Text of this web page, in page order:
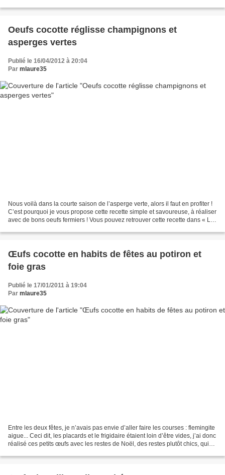
Oeufs cocotte réglisse champignons et
asperges vertes
Publié le 16/04/2012 à 20:04
Par mlaure35
Nous voilà dans la courte saison de l’asperge verte, alors il faut en profiter !
C’est pourquoi je vous propose cette recette simple et savoureuse, à réaliser
avec de bons oeufs fermiers ! Vous pouvez retrouver cette recette dans « Le
Œufs cocotte en habits de fêtes au potiron et
foie gras
Publié le 17/01/2011 à 19:04
Par mlaure35
Entre les deux fêtes, je n’avais pas envie d’aller faire les courses : flemingite
aigue... Ceci dit, les placards et le frigidaire étaient loin d’être vides, j’ai donc
réalisé ces petits œufs avec les restes de Noël, des restes plutôt chics, qui